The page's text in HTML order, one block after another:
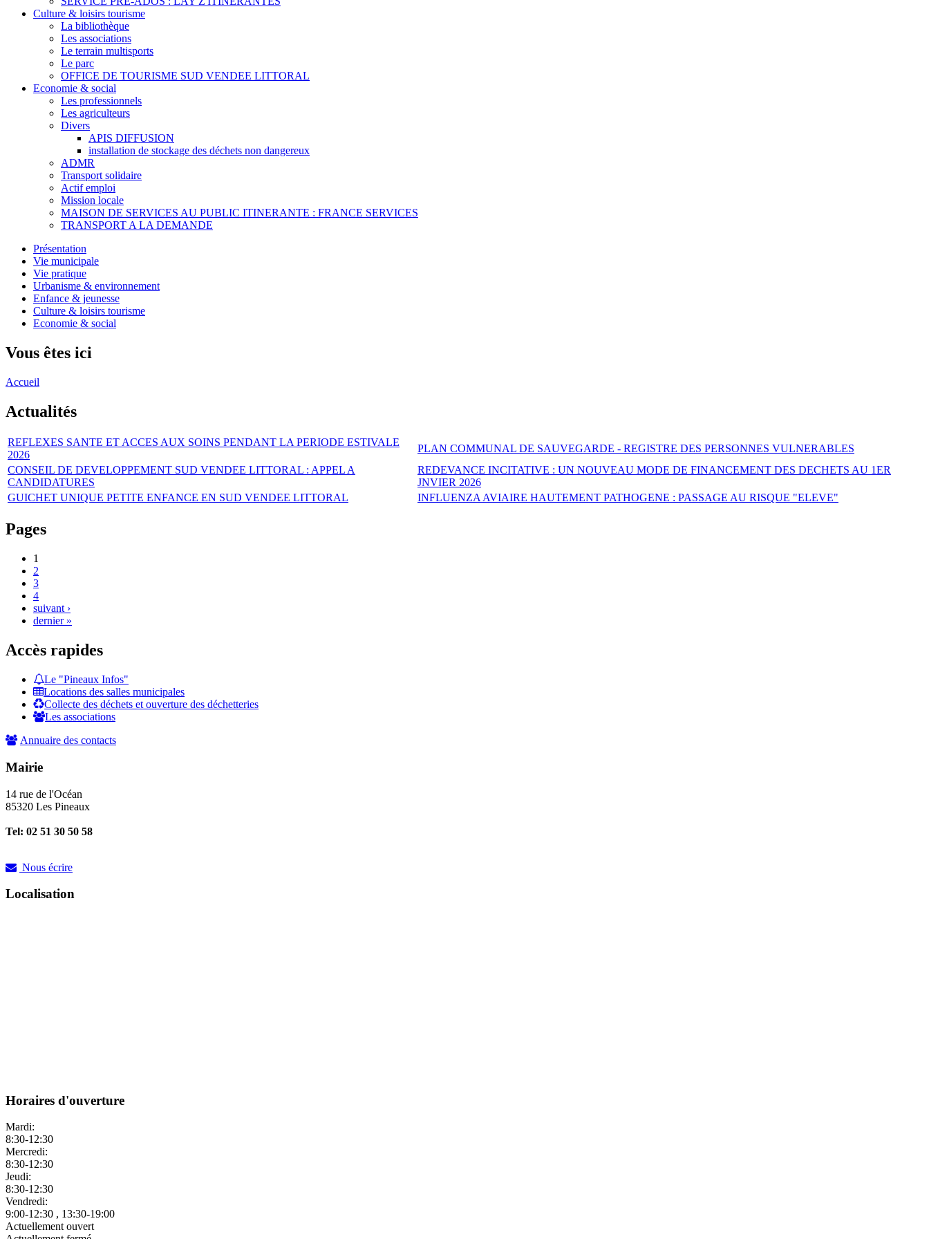
Culture & loisirs tourisme
La bibliothèque
Les associations
Le terrain multisports
Le parc
OFFICE DE TOURISME SUD VENDEE LITTORAL
Economie & social
Les professionnels
Les agriculteurs
Divers
APIS DIFFUSION
installation de stockage des déchets non dangereux
ADMR
Transport solidaire
Actif emploi
Mission locale
MAISON DE SERVICES AU PUBLIC ITINERANTE : FRANCE SERVICES
TRANSPORT A LA DEMANDE
Présentation
Vie municipale
Vie pratique
Urbanisme & environnement
Enfance & jeunesse
Culture & loisirs tourisme
Economie & social
Vous êtes ici
Accueil
Actualités
REFLEXES SANTE ET ACCES AUX SOINS PENDANT LA PERIODE ESTIVALE
2026
PLAN COMMUNAL DE SAUVEGARDE - REGISTRE DES PERSONNES VULNERABLES
CONSEIL DE DEVELOPPEMENT SUD VENDEE LITTORAL : APPEL A
CANDIDATURES
REDEVANCE INCITATIVE : UN NOUVEAU MODE DE FINANCEMENT DES DECHETS AU 1ER
JNVIER 2026
GUICHET UNIQUE PETITE ENFANCE EN SUD VENDEE LITTORAL
INFLUENZA AVIAIRE HAUTEMENT PATHOGENE : PASSAGE AU RISQUE "ELEVE"
Pages
1
2
3
4
suivant ›
dernier »
Accès rapides
Le "Pineaux Infos"
Locations des salles municipales
Collecte des déchets et ouverture des déchetteries
Les associations
Annuaire des contacts
Mairie
14 rue de l'Océan
85320 Les Pineaux
Tel: 02 51 30 50 58
Nous écrire
Localisation
Horaires d'ouverture
Mardi:
8:30-12:30
Mercredi:
8:30-12:30
Jeudi:
8:30-12:30
Vendredi:
9:00-12:30 , 13:30-19:00
Actuellement ouvert